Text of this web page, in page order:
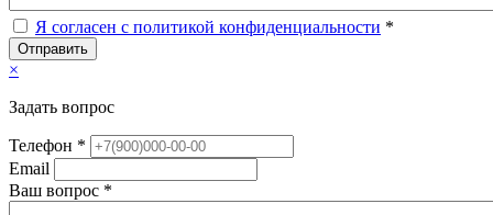
Я согласен с политикой конфиденциальности *
Отправить
×
Задать вопрос
Телефон *
Email
Ваш вопрос *